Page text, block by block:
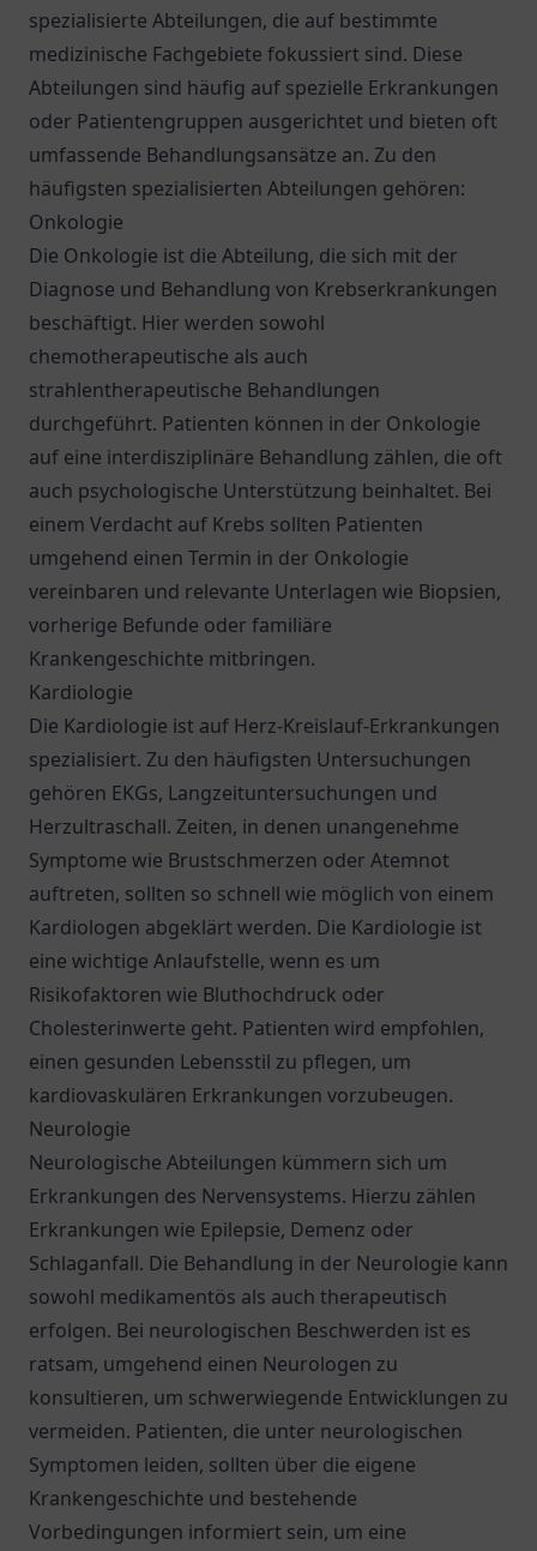
spezialisierte Abteilungen, die auf bestimmte
medizinische Fachgebiete fokussiert sind. Diese
Abteilungen sind häufig auf spezielle Erkrankungen
oder Patientengruppen ausgerichtet und bieten oft
umfassende Behandlungsansätze an. Zu den
häufigsten spezialisierten Abteilungen gehören:
Onkologie
Die Onkologie ist die Abteilung, die sich mit der
Diagnose und Behandlung von Krebserkrankungen
beschäftigt. Hier werden sowohl
chemotherapeutische als auch
strahlentherapeutische Behandlungen
durchgeführt. Patienten können in der Onkologie
auf eine interdisziplinäre Behandlung zählen, die oft
auch psychologische Unterstützung beinhaltet. Bei
einem Verdacht auf Krebs sollten Patienten
umgehend einen Termin in der Onkologie
vereinbaren und relevante Unterlagen wie Biopsien,
vorherige Befunde oder familiäre
Krankengeschichte mitbringen.
Kardiologie
Die Kardiologie ist auf Herz-Kreislauf-Erkrankungen
spezialisiert. Zu den häufigsten Untersuchungen
gehören EKGs, Langzeituntersuchungen und
Herzultraschall. Zeiten, in denen unangenehme
Symptome wie Brustschmerzen oder Atemnot
auftreten, sollten so schnell wie möglich von einem
Kardiologen abgeklärt werden. Die Kardiologie ist
eine wichtige Anlaufstelle, wenn es um
Risikofaktoren wie Bluthochdruck oder
Cholesterinwerte geht. Patienten wird empfohlen,
einen gesunden Lebensstil zu pflegen, um
kardiovaskulären Erkrankungen vorzubeugen.
Neurologie
Neurologische Abteilungen kümmern sich um
Erkrankungen des Nervensystems. Hierzu zählen
Erkrankungen wie Epilepsie, Demenz oder
Schlaganfall. Die Behandlung in der Neurologie kann
sowohl medikamentös als auch therapeutisch
erfolgen. Bei neurologischen Beschwerden ist es
ratsam, umgehend einen Neurologen zu
konsultieren, um schwerwiegende Entwicklungen zu
vermeiden. Patienten, die unter neurologischen
Symptomen leiden, sollten über die eigene
Krankengeschichte und bestehende
Vorbedingungen informiert sein, um eine